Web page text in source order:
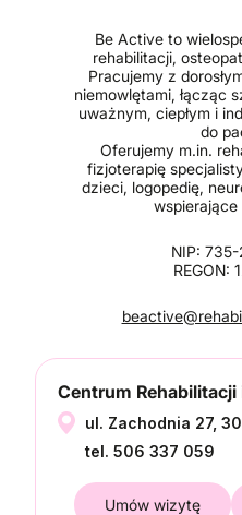
Be Active to
rehabilitacji,
Pracujemy z
niemowlętami, łącząc
uważnym, ciepłym i
do
Oferujemy m.in.
fizjoterapię
dzieci, logopedię,
NIP:
REGON:
Centrum Rehabilitacji
ul. Zachodnia 27,
tel. 506 337 059
Umów wizytę